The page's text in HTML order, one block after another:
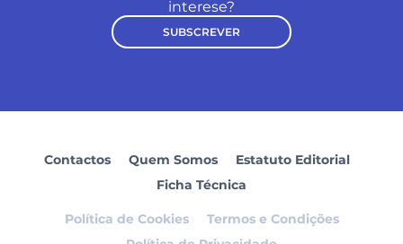
interese?
SUBSCREVER
Contactos Quem Somos
Estatuto Editorial
Ficha Técnica
Política de Cookies
Termos e Condições